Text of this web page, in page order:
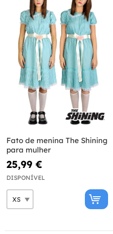
Fato de menina The Shining
para mulher
25,99 €
DISPONÍVEL